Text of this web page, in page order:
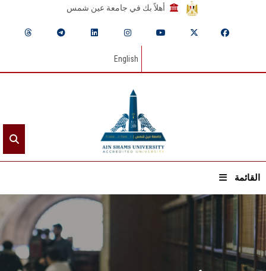
أهلاً بك في جامعة عين شمس
English
القائمة
الرئيسيـة
عن الجامعة